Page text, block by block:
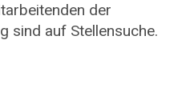
der
sind auf Stellensuche.